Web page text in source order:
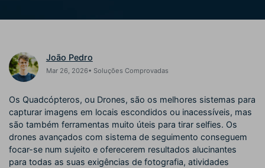
Hub de Criadores
Mostre sua criatividade
ilimitada com o Hub de
Efeitos Especiais DIY
Crie efeitos de vídeo
profissionais por conta própria
Comunidade
Acesse parcerias de nível
empresarial
Suporte
Saiba mais
João Pedro
Mar 26, 2026• Soluções Comprovadas
Os Quadcópteros, ou Drones, são os melhores sistemas para
capturar imagens em locais escondidos ou inacessíveis, mas
são também ferramentas muito úteis para tirar selfies. Os
drones avançados com sistema de seguimento conseguem
focar-se num sujeito e oferecerem resultados alucinantes
para todas as suas exigências de fotografia, atividades